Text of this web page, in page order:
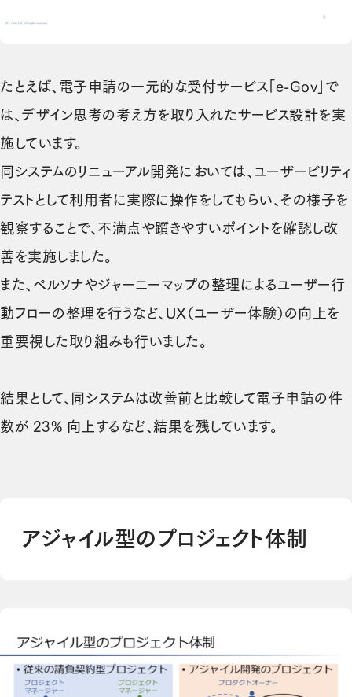
たとえば、電子申請の一元的な受付サービス「e-Gov」で
は、デザイン思考の考え方を取り入れたサービス設計を実
施しています。
同システムのリニューアル開発においては、ユーザービリティ
テストとして利用者に実際に操作をしてもらい、その様子を
観察することで、不満点や躓きやすいポイントを確認し改
善を実施しました。
また、ペルソナやジャーニーマップの整理によるユーザー行
動フローの整理を行うなど、UX（ユーザー体験）の向上を
重要視した取り組みも行いました。
結果として、同システムは改善前と比較して電子申請の件
数が 23% 向上するなど、結果を残しています。
アジャイル型のプロジェクト体制